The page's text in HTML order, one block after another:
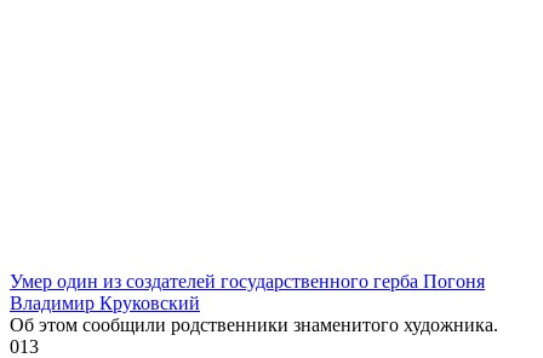
Умер один из создателей государственного герба Погоня
Владимир Круковский
Об этом сообщили родственники знаменитого художника.
013